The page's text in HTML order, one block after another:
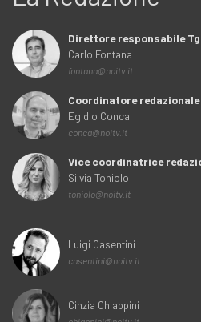
Direttore responsabile
Carlo Fontana
fontana@noitv.it
Coordinatore redazionale
Egidio Conca
conca@noitv.it
Vice coordinatrice
Silvia Toniolo
toniolo@noitv.it
Luigi Casentini
casentini@noitv.it
Cinzia Chiappini